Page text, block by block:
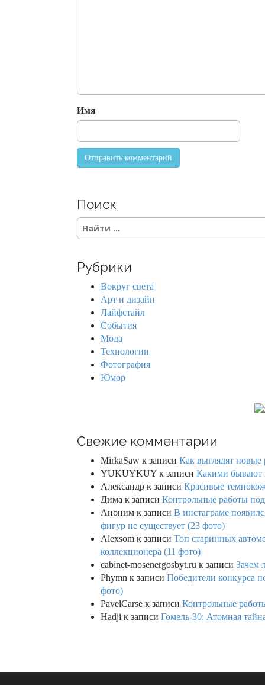
i
o
Имя
Поиск
S
e
c
Рубрики
Вокруг света
Арт и дизайн
Лайфстайл
События
Мода
Технологии
Фотография
Юмор
Свежие комментарии
MirkaSaw к записи Как выглядят новые
YUKUYKUY к записи Какими бывают
Александр к записи Красивые
Дима к записи Контрольные работы
Аноним к записи В инстаграме
фигур не существует (23 фото)
Alexsom к записи Топ старинных
коллекционера (11 фото)
cabinet-mosenergosbyt.ru к записи Зачем
Phymn к записи Победители конкурса
фото)
PavelCarse к записи Контрольные
Hadji к записи Гомель-30: Атомная